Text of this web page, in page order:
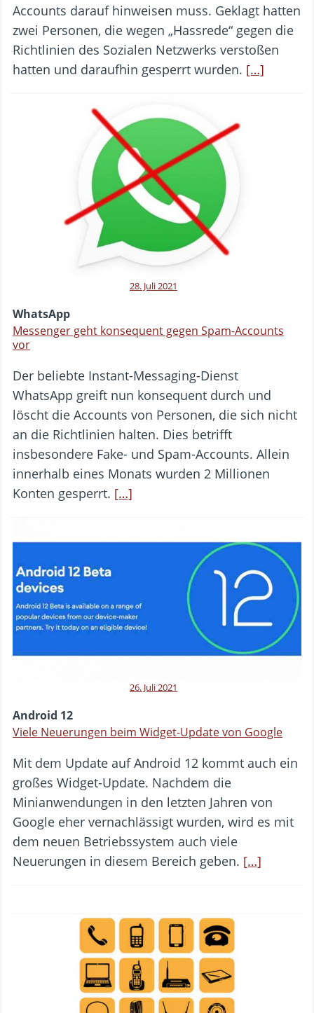
Accounts darauf hinweisen muss. Geklagt hatten
zwei Personen, die wegen „Hassrede“ gegen die
Richtlinien des Sozialen Netzwerks verstoßen
hatten und daraufhin gesperrt wurden. […]
28. Juli 2021
WhatsApp
Messenger geht konsequent gegen Spam-Accounts
vor
Der beliebte Instant-Messaging-Dienst
WhatsApp greift nun konsequent durch und
löscht die Accounts von Personen, die sich nicht
an die Richtlinien halten. Dies betrifft
insbesondere Fake- und Spam-Accounts. Allein
innerhalb eines Monats wurden 2 Millionen
Konten gesperrt. […]
26. Juli 2021
Android 12
Viele Neuerungen beim Widget-Update von Google
Mit dem Update auf Android 12 kommt auch ein
großes Widget-Update. Nachdem die
Minianwendungen in den letzten Jahren von
Google eher vernachlässigt wurden, wird es mit
dem neuen Betriebssystem auch viele
Neuerungen in diesem Bereich geben. […]